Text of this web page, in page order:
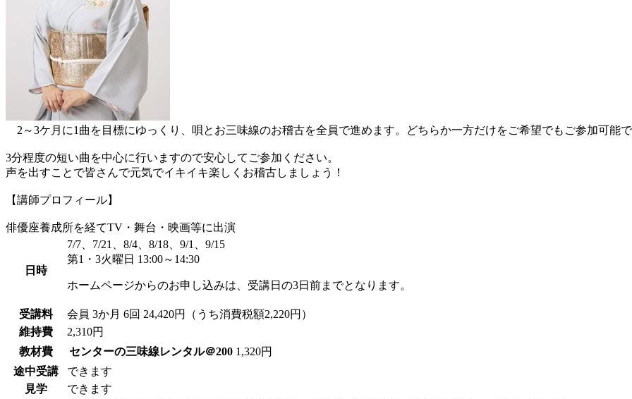
2～3ケ月に1曲を目標にゆっくり、唄とお三味線のお稽古を全員で進めます。どちらか一方だけをご希望でもご参加可能
3分程度の短い曲を中心に行いますので安心してご参加ください。
声を出すことで皆さんで元気でイキイキ楽しくお稽古しましょう！
【講師プロフィール】
俳優座養成所を経てTV・舞台・映画等に出演
日時
7/7、7/21、8/4、8/18、9/1、9/15
第1・3火曜日 13:00～14:30
ホームページからのお申し込みは、受講日の3日前までとなります。
受講料 会員 3か月 6回 24,420円（うち消費税額2,220円）
維持費
2,310円
教材費
センターの三味線レンタル＠200 1,320円
途中受講
できます
見学
できます